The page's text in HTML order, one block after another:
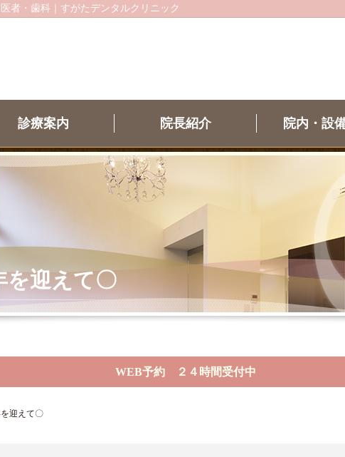
者・歯科｜すがたデンタルクリニック
診療案内 院長紹介 院内・設
を迎えて〇
WEB予約 ２４時間受付中
迎えて〇